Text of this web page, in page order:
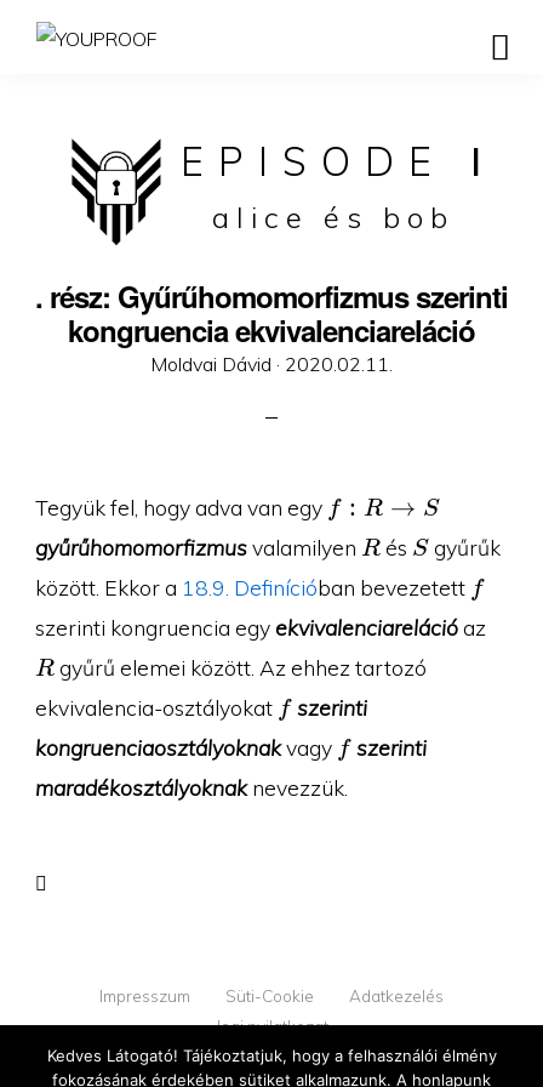
EPISODE I
alice és bob
. rész: Gyűrűhomomorfizmus szerinti
kongruencia ekvivalenciareláció
Moldvai Dávid · Posted
2020.02.11.
Tegyük fel, hogy adva van egy f:R\to
f : R → S
gyűrűhomomorfizmusvalamilyen R
Rés S
S gyűrűk
között. Ekkor a 18.9. Definícióban bevezetett ff
szerinti kongruencia egy ekvivalenciarelációaz
Rgyűrű elemei között. Az ehhez tartozó
ekvivalencia-osztályokat ffszerinti
kongruenciaosztályoknakvagy ffszerinti
maradékosztályoknaknevezzük.
Impresszum Süti-Cookie
Adatkezelés
Jogi nyilatkozat
Kedves Látogató! Tájékoztatjuk, hogy a felhasználói élmény
fokozásának érdekében sütiket alkalmazunk. A honlapunk